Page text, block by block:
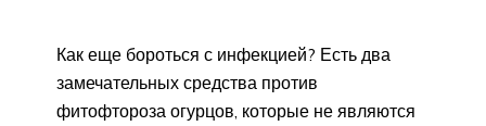
Как еще бороться с инфекцией? Есть два
замечательных средства против
фитофтороза огурцов, которые не являются